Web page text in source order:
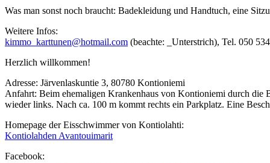
Was man sonst noch braucht: Badekleidung und Handtuch, eine
Weitere Infos:
kimmo_karttunen@hotmail.com (beachte: _Unterstrich), Tel. 050
Herzlich willkommen!
Adresse: Järvenlaskuntie 3, 80780 Kontioniemi
Anfahrt: Beim ehemaligen Krankenhaus von Kontioniemi durch die
wieder links. Nach ca. 100 m kommt rechts ein Parkplatz. Eine
Homepage der Eisschwimmer von Kontiolahti:
Kontiolahden Avantouimarit
Facebook: